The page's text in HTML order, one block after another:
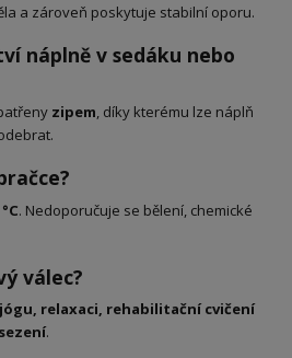
a zároveň poskytuje stabilní oporu.
náplně v sedáku nebo
zipem, díky kterému lze náplň
. Nedoporučuje se bělení, chemické
válec?
jógu, relaxaci, rehabilitační cvičení
.